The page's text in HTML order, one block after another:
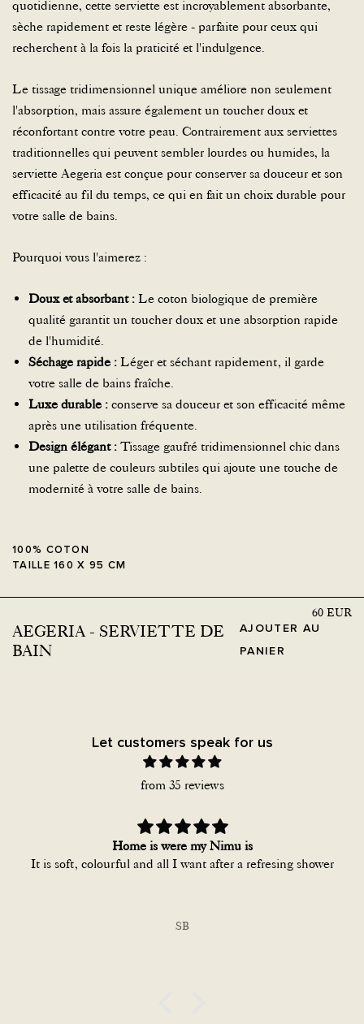
quotidienne, cette serviette est incroyablement absorbante,
sèche rapidement et reste légère - parfaite pour ceux qui
recherchent à la fois la praticité et l'indulgence.
Le tissage tridimensionnel unique améliore non seulement
l'absorption, mais assure également un toucher doux et
réconfortant contre votre peau. Contrairement aux serviettes
traditionnelles qui peuvent sembler lourdes ou humides, la
serviette Aegeria est conçue pour conserver sa douceur et son
efficacité au fil du temps, ce qui en fait un choix durable pour
votre salle de bains.
Pourquoi vous l'aimerez :
Doux et absorbant : Le coton biologique de première
qualité garantit un toucher doux et une absorption rapide
de l'humidité.
Séchage rapide : Léger et séchant rapidement, il garde
votre salle de bains fraîche.
Luxe durable : conserve sa douceur et son efficacité même
après une utilisation fréquente.
Design élégant : Tissage gaufré tridimensionnel chic dans
une palette de couleurs subtiles qui ajoute une touche de
modernité à votre salle de bains.
100% COTON
TAILLE 160 X 95 CM
AEGERIA - SERVIETTE DE
BAIN
60 EUR
AJOUTER AU
PANIER
Let customers speak for us
from 35 reviews
Home is were my Nimu is
It is soft, colourful and all I want after a refresing shower
SB